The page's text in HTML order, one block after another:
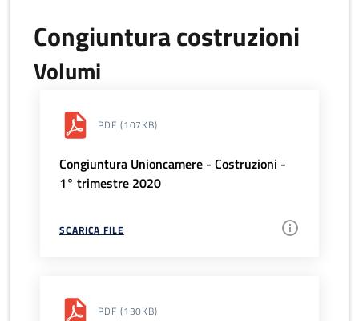
Congiuntura costruzioni
Volumi
PDF (107KB)
Congiuntura Unioncamere - Costruzioni -
1° trimestre 2020
SCARICA FILE
PDF (130KB)